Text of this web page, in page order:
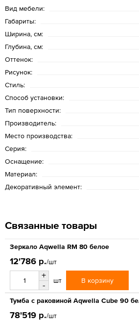
Вид мебели:
Габариты:
Ширина, см:
Глубина, см:
Оттенок:
Рисунок:
Стиль:
Способ установки:
Тип поверхности:
Производитель:
Место производства:
Серия:
Оснащение:
Материал:
Декоративный элемент:
Связанные товары
Зеркало Aqwella RM 80 белое
12'786 р./шт
+
-
шт В корзину
Тумба с раковиной Aqwella Cube 90
78'519 р./шт